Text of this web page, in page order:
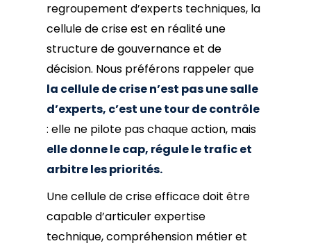
regroupement d’experts techniques, la
cellule de crise est en réalité une
structure de gouvernance et de
décision. Nous préférons rappeler que
la cellule de crise n’est pas une salle
d’experts, c’est une tour de contrôle
: elle ne pilote pas chaque action, mais
elle donne le cap, régule le trafic et
arbitre les priorités.
Une cellule de crise efficace doit être
capable d’articuler expertise
technique, compréhension métier et